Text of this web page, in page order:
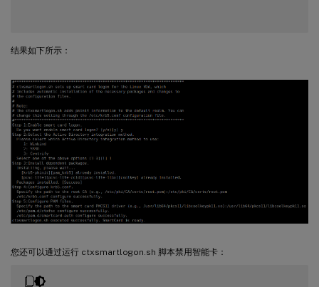
结果如下所示：
您还可以通过运行 ctxsmartlogon.sh 脚本禁用智能卡：